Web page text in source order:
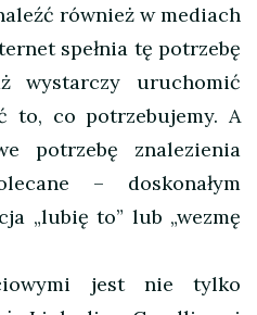
również w mediach
spełnia tę potrzebę
wystarczy uruchomić
to, co potrzebujemy. A
potrzebę znalezienia
– doskonałym
„lubię to” lub „wezmę
jest nie tylko